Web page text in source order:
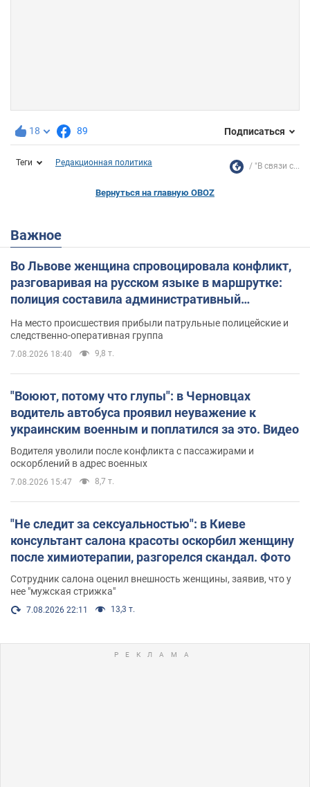
18 89 Подписаться
Теги Редакционная политика "В связи с...
Вернуться на главную OBOZ
Важное
Во Львове женщина спровоцировала конфликт,
разговаривая на русском языке в маршрутке:
полиция составила административный
протокол. Видео
На место происшествия прибыли патрульные полицейские и
следственно-оперативная группа
7.08.2026 18:40 9,8 т.
"Воюют, потому что глупы": в Черновцах
водитель автобуса проявил неуважение к
украинским военным и поплатился за это. Видео
Водителя уволили после конфликта с пассажирами и
оскорблений в адрес военных
7.08.2026 15:47 8,7 т.
"Не следит за сексуальностью": в Киеве
консультант салона красоты оскорбил женщину
после химиотерапии, разгорелся скандал. Фото
Сотрудник салона оценил внешность женщины, заявив, что у
нее "мужская стрижка"
7.08.2026 22:11 13,3 т.